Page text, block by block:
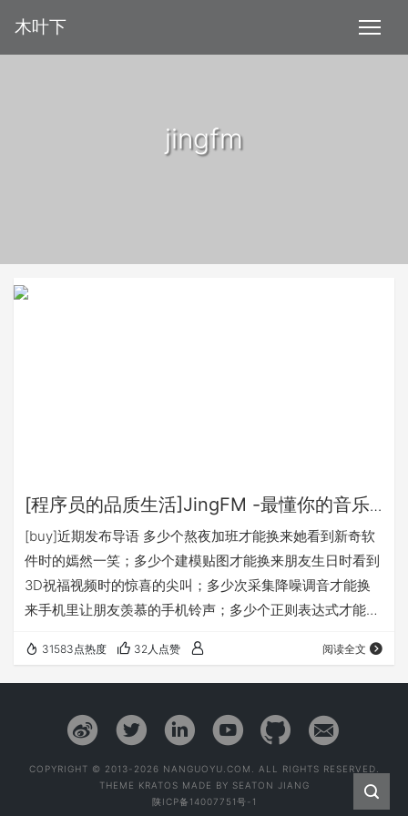
木叶下
jingfm
[程序员的品质生活]JingFM -最懂你的音乐
网站
[buy]近期发布导语 多少个熬夜加班才能换来她看到新奇软
件时的嫣然一笑；多少个建模贴图才能换来朋友生日时看到
3D祝福视频时的惊喜的尖叫；多少次采集降噪调音才能换
来手机里让朋友羡慕的手机铃声；多少个正则表达式才能换
能给产品经理做完一套方案。 我们从风华正茂的阳光男孩变
成了被人称为吊丝的邋遢程序猿。似乎在每一人个眼里，程
然而，平心而论，作为程序员的你在高考填报志愿时会料想
31583点热度 32人点赞 阅读全文
COPYRIGHT © 2013-2026 NANGUOYU.COM. ALL RIGHTS RESERVED.
THEME KRATOS MADE BY SEATON JIANG
陕ICP备14007751号-1